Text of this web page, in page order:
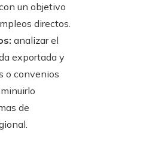
un objetivo
directos.
analizar el
exportada y
o convenios
de